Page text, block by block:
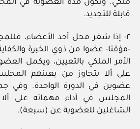
ملكي. وتكون مدة العضوية في
قابلة للتجديد.
٢- إذا شغر محل أحد الأعضاء،
-مؤقتا- عضوا من ذوي الخبرة
الأمر الملكي بالتعيين، ويكمل
على ألا يتجاوز من يعينهم
عضوين في الدورة الواحدة. وفي
المجلس في أداء مهماته على
الشاغلين للعضوية عن (سبعة).